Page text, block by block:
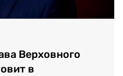
Верховного
в